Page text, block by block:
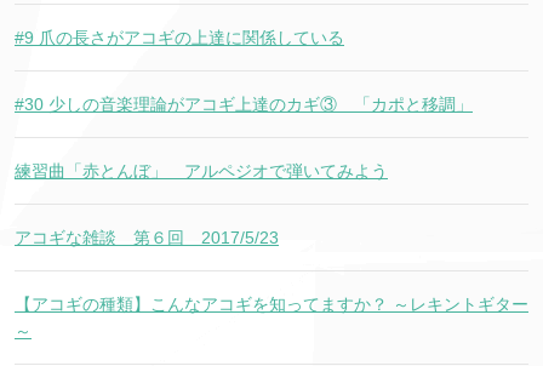
#9 爪の長さがアコギの上達に関係している
#30 少しの音楽理論がアコギ上達のカギ③ 「カポと移調」
練習曲「赤とんぼ」 アルペジオで弾いてみよう
アコギな雑談 第６回 2017/5/23
【アコギの種類】こんなアコギを知ってますか？ ～レキントギター
～